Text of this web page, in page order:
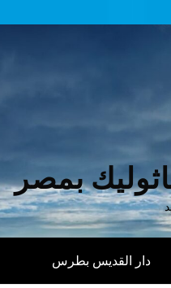
بمصر
دار القديس بطرس